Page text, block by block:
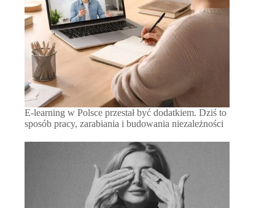
E-learning w Polsce przestał być dodatkiem. Dziś to
sposób pracy, zarabiania i budowania niezależności